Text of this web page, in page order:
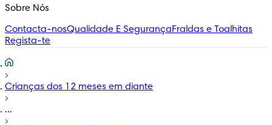
Sobre Nós
Contacta-nosQualidade E SegurançaFraldas e Toalhitas
Regista-te
Crianças dos 12 meses em diante
...